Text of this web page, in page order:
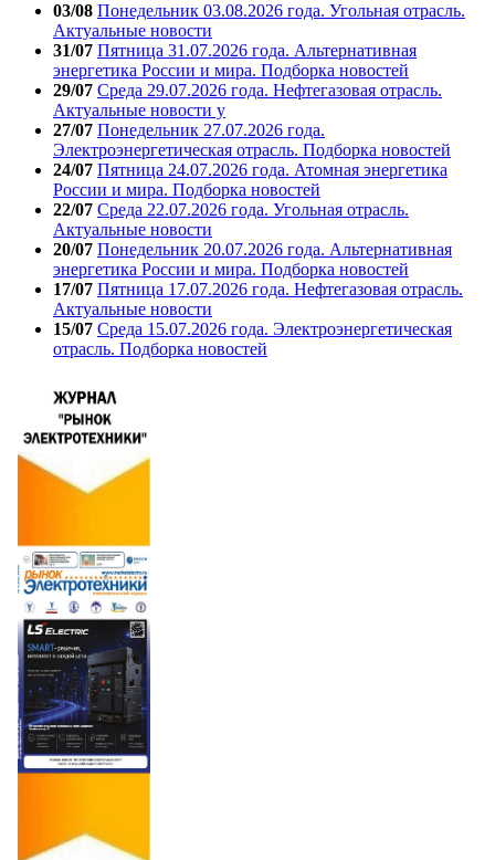
03/08 Понедельник 03.08.2026 года. Угольная отрасль.
Актуальные новости
31/07 Пятница 31.07.2026 года. Альтернативная
энергетика России и мира. Подборка новостей
29/07 Среда 29.07.2026 года. Нефтегазовая отрасль.
Актуальные новости у
27/07 Понедельник 27.07.2026 года.
Электроэнергетическая отрасль. Подборка новостей
24/07 Пятница 24.07.2026 года. Атомная энергетика
России и мира. Подборка новостей
22/07 Среда 22.07.2026 года. Угольная отрасль.
Актуальные новости
20/07 Понедельник 20.07.2026 года. Альтернативная
энергетика России и мира. Подборка новостей
17/07 Пятница 17.07.2026 года. Нефтегазовая отрасль.
Актуальные новости
15/07 Среда 15.07.2026 года. Электроэнергетическая
отрасль. Подборка новостей